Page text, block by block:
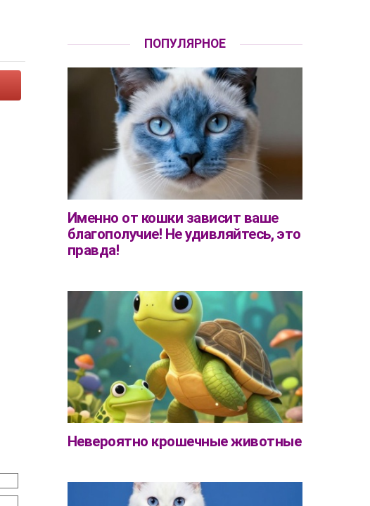
ПОПУЛЯРНОЕ
Именно от кошки зависит ваше
благополучие! Не удивляйтесь, это
правда!
Невероятно крошечные животные